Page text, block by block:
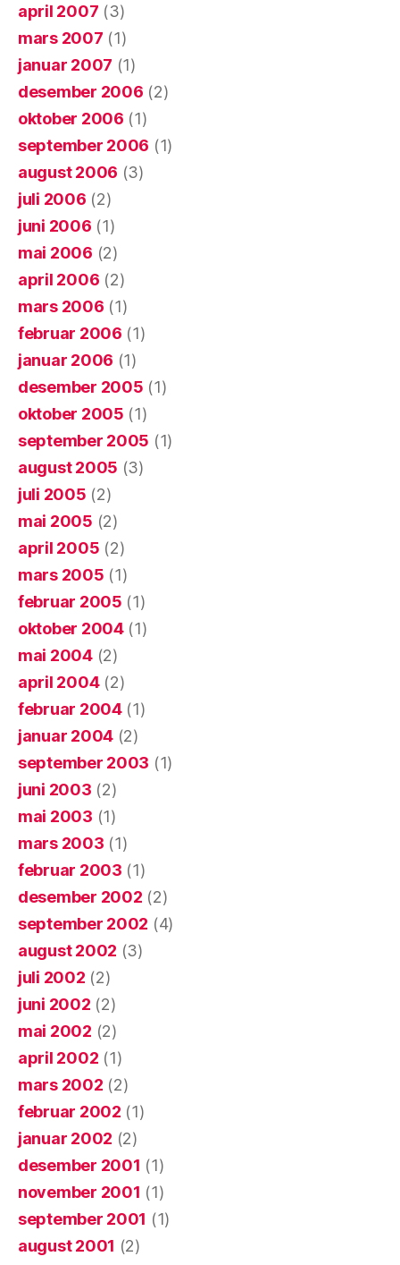
april 2007 (3)
mars 2007 (1)
januar 2007 (1)
desember 2006 (2)
oktober 2006 (1)
september 2006 (1)
august 2006 (3)
juli 2006 (2)
juni 2006 (1)
mai 2006 (2)
april 2006 (2)
mars 2006 (1)
februar 2006 (1)
januar 2006 (1)
desember 2005 (1)
oktober 2005 (1)
september 2005 (1)
august 2005 (3)
juli 2005 (2)
mai 2005 (2)
april 2005 (2)
mars 2005 (1)
februar 2005 (1)
oktober 2004(1)
mai 2004(2)
april 2004(2)
februar 2004(1)
januar 2004 (2)
september 2003 (1)
juni 2003 (2)
mai 2003 (1)
mars 2003 (1)
februar 2003 (1)
desember 2002 (2)
september 2002 (4)
august 2002 (3)
juli 2002 (2)
juni 2002 (2)
mai 2002 (2)
april 2002 (1)
mars 2002 (2)
februar 2002 (1)
januar 2002 (2)
desember 2001 (1)
november 2001 (1)
september 2001 (1)
august 2001 (2)